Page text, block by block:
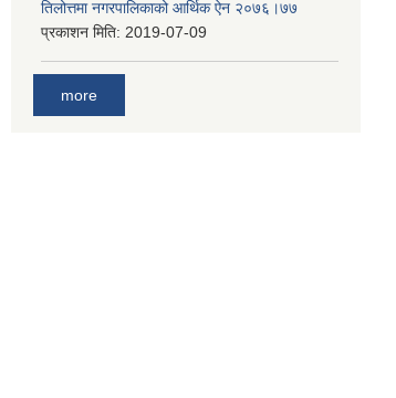
तिलोत्तमा नगरपालिकाको आर्थिक ऐन २०७६।७७
प्रकाशन मिति: 2019-07-09
more